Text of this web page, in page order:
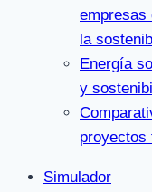
empresas
la
Energía
y
proyectos
Simulador